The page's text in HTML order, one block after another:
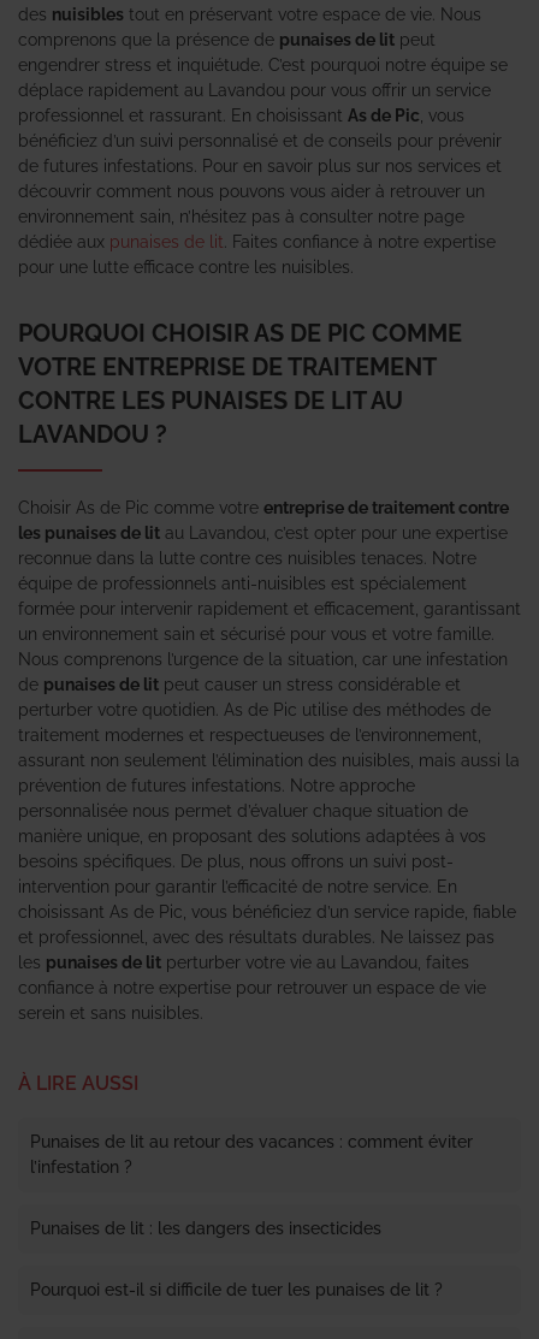
des nuisibles tout en préservant votre espace de vie. Nous
comprenons que la présence de punaises de lit peut
engendrer stress et inquiétude. C’est pourquoi notre équipe se
déplace rapidement au Lavandou pour vous offrir un service
professionnel et rassurant. En choisissant As de Pic , vous
bénéficiez d’un suivi personnalisé et de conseils pour prévenir
de futures infestations. Pour en savoir plus sur nos services et
découvrir comment nous pouvons vous aider à retrouver un
environnement sain, n’hésitez pas à consulter notre page
dédiée aux punaises de lit . Faites confiance à notre expertise
pour une lutte efficace contre les nuisibles.
POURQUOI CHOISIR AS DE PIC COMME
VOTRE ENTREPRISE DE TRAITEMENT
CONTRE LES PUNAISES DE LIT AU
LAVANDOU ?
Choisir As de Pic comme votre entreprise de traitement contre
les punaises de lit au Lavandou, c’est opter pour une expertise
reconnue dans la lutte contre ces nuisibles tenaces. Notre
équipe de professionnels anti-nuisibles est spécialement
formée pour intervenir rapidement et efficacement, garantissant
un environnement sain et sécurisé pour vous et votre famille.
Nous comprenons l’urgence de la situation, car une infestation
de punaises de lit peut causer un stress considérable et
perturber votre quotidien. As de Pic utilise des méthodes de
traitement modernes et respectueuses de l’environnement,
assurant non seulement l’élimination des nuisibles, mais aussi la
prévention de futures infestations. Notre approche
personnalisée nous permet d’évaluer chaque situation de
manière unique, en proposant des solutions adaptées à vos
besoins spécifiques. De plus, nous offrons un suivi post-
intervention pour garantir l’efficacité de notre service. En
choisissant As de Pic, vous bénéficiez d’un service rapide, fiable
et professionnel, avec des résultats durables. Ne laissez pas
les punaises de lit perturber votre vie au Lavandou, faites
confiance à notre expertise pour retrouver un espace de vie
serein et sans nuisibles.
À LIRE AUSSI
Punaises de lit au retour des vacances : comment éviter
l’infestation ?
Punaises de lit : les dangers des insecticides
Pourquoi est-il si difficile de tuer les punaises de lit ?